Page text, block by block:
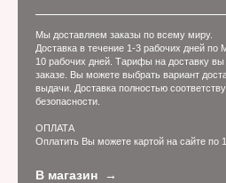
Мы доставляем заказы по всему миру.
Доставка в течение 1-3 рабочих дней по
10 рабочих дней. Тарифы на доставку
заказе. Вы можете выбрать вариант
выдачи. Доставка полностью
безопасности.
ОПЛАТА
Оплатить Вы можете картой на сайте по
В магазин